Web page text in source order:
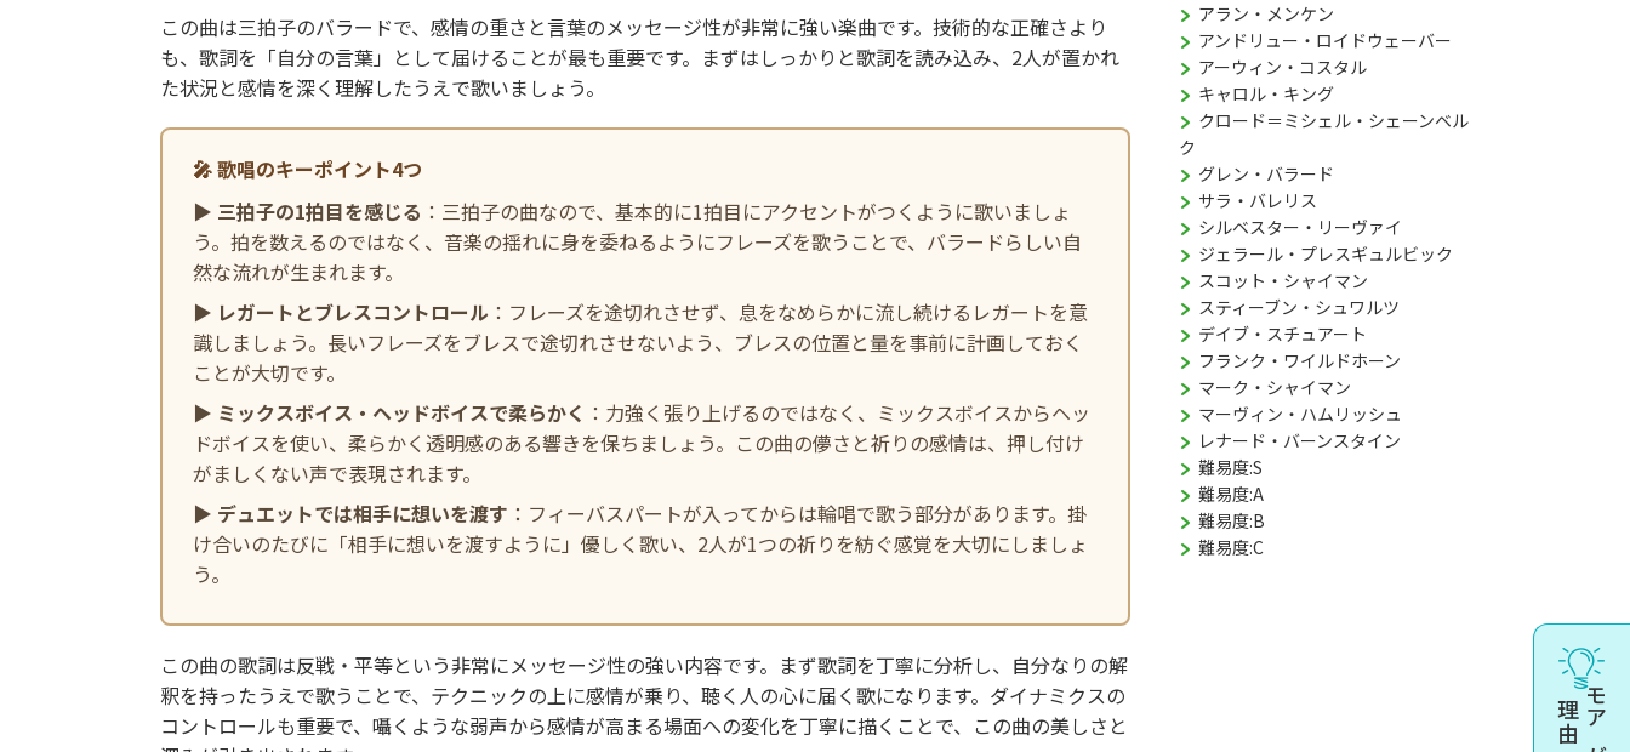
この曲は三拍子のバラードで、感情の重さと言葉のメッセージ性が非常に強い楽曲です。技術的な正確さより
も、歌詞を「自分の言葉」として届けることが最も重要です。まずはしっかりと歌詞を読み込み、2人が置かれ
た状況と感情を深く理解したうえで歌いましょう。
🎤 歌唱のキーポイント4つ
▶ 三拍子の1拍目を感じる ：三拍子の曲なので、基本的に1拍目にアクセントがつくように歌いましょ
う。拍を数えるのではなく、音楽の揺れに身を委ねるようにフレーズを歌うことで、バラードらしい自
然な流れが生まれます。
▶ レガートとブレスコントロール ：フレーズを途切れさせず、息をなめらかに流し続けるレガートを意
識しましょう。長いフレーズをブレスで途切れさせないよう、ブレスの位置と量を事前に計画しておく
ことが大切です。
▶ ミックスボイス・ヘッドボイスで柔らかく ：力強く張り上げるのではなく、ミックスボイスからヘッ
ドボイスを使い、柔らかく透明感のある響きを保ちましょう。この曲の儚さと祈りの感情は、押し付け
がましくない声で表現されます。
▶ デュエットでは相手に想いを渡す ：フィーバスパートが入ってからは輪唱で歌う部分があります。掛
け合いのたびに「相手に想いを渡すように」優しく歌い、2人が1つの祈りを紡ぐ感覚を大切にしましょ
う。
この曲の歌詞は反戦・平等という非常にメッセージ性の強い内容です。まず歌詞を丁寧に分析し、自分なりの解
釈を持ったうえで歌うことで、テクニックの上に感情が乗り、聴く人の心に届く歌になります。ダイナミクスの
コントロールも重要で、囁くような弱声から感情が高まる場面への変化を丁寧に描くことで、この曲の美しさと
アラン・メンケン
アンドリュー・ロイドウェーバー
アーウィン・コスタル
キャロル・キング
クロード＝ミシェル・シェーンベル
ク
グレン・バラード
サラ・バレリス
シルベスター・リーヴァイ
ジェラール・プレスギュルビック
スコット・シャイマン
スティーブン・シュワルツ
デイブ・スチュアート
フランク・ワイルドホーン
マーク・シャイマン
マーヴィン・ハムリッシュ
レナード・バーンスタイン
難易度:S
難易度:A
難易度:B
難易度:C
理由